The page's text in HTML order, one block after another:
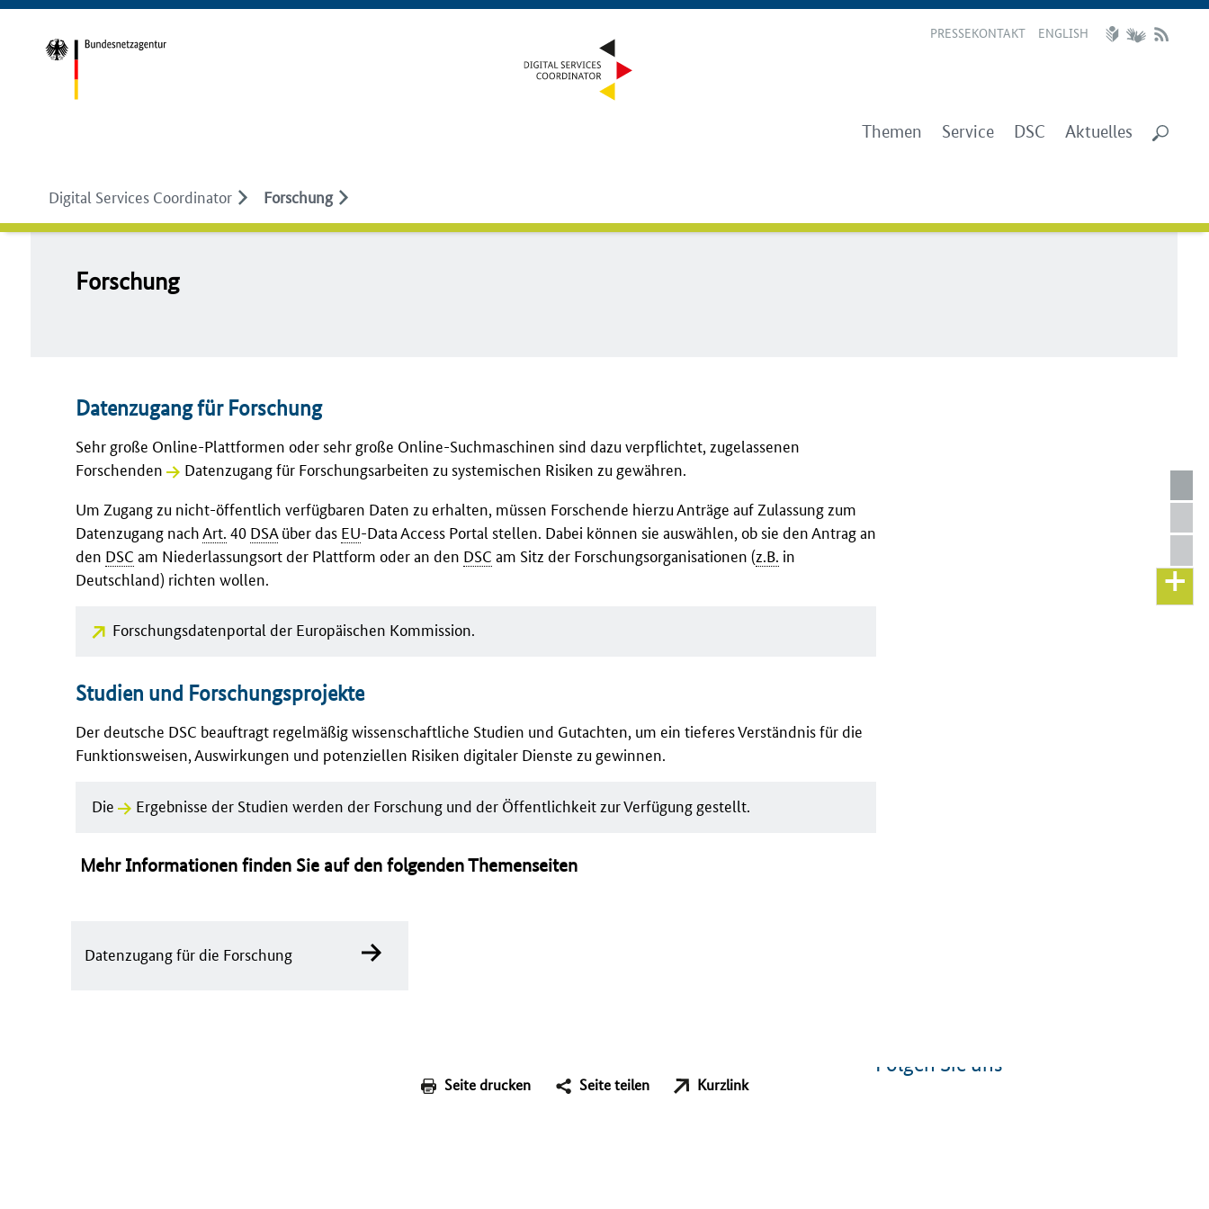
PRESSEKONTAKT ENGLISH
Themen Service DSC Aktuelles
Digital Services Coordinator Forschung
For­schung
Datenzugang für Forschung
Sehr große Online-Plattformen oder sehr große Online-Suchmaschinen sind dazu verpflichtet, zugelassenen
Forschenden
Datenzugangfür Forschungsarbeiten zu systemischen Risiken zu gewähren.
Um Zugang zu nicht-öffentlich verfügbaren Daten zu erhalten, müssen Forschende hierzu Anträge auf Zulassung zum
Datenzugang nach Art. 40 DSA über das EU-Data Access Portal stellen. Dabei können sie auswählen, ob sie den Antrag an
den DSC am Niederlassungsort der Plattform oder an den DSC am Sitz der Forschungsorganisationen (z.B. in
Deutschland) richten wollen.
Forschungsdatenportal der Europäischen Kommission.
Studien und Forschungsprojekte
Der deutsche DSC beauftragt regelmäßig wissenschaftliche Studien und Gutachten, um ein tieferes Verständnis für die
Funktionsweisen, Auswirkungen und potenziellen Risiken digitaler Dienste zu gewinnen.
Die Ergebnisse der Studien werden der Forschungund der Öffentlichkeit zur Verfügung gestellt.
Mehr Informationen finden Sie auf den folgenden Themenseiten
Datenzugang für die Forschung
Seite drucken Seite teilen Kurzlink
Folgen Sie uns